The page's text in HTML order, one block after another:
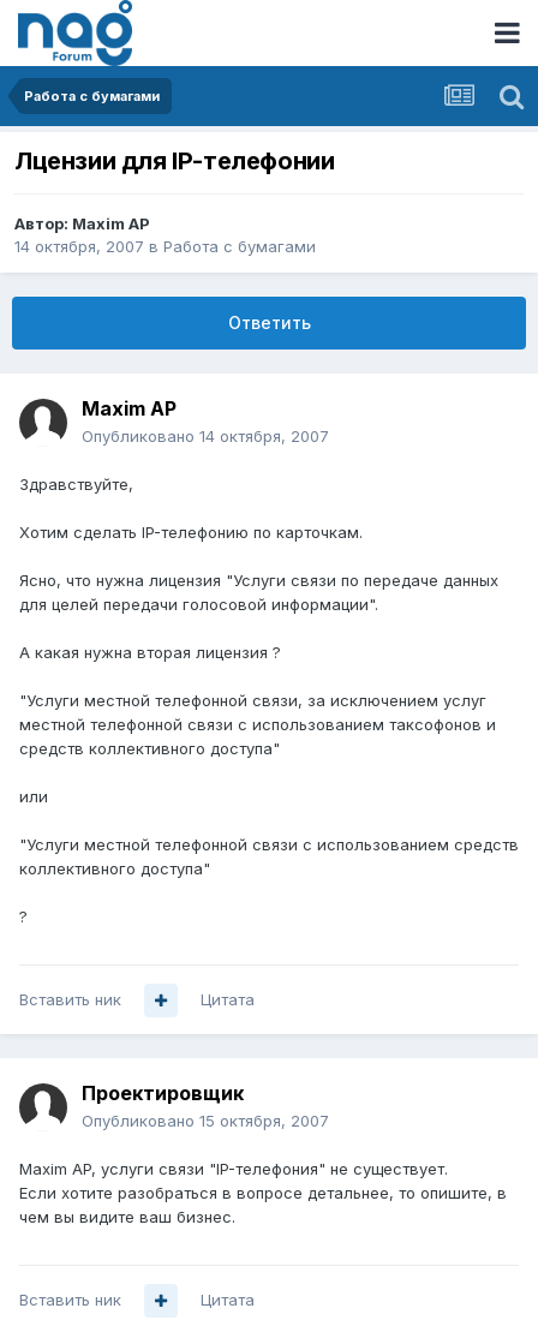
Работа с бумагами
Лцензии для IP-телефонии
Автор: Maxim AP
14 октября, 2007 в Работа с бумагами
Ответить
Maxim AP
Опубликовано 14 октября, 2007
Здравствуйте,
Хотим сделать IP-телефонию по карточкам.
Ясно, что нужна лицензия "Услуги связи по передаче данных
для целей передачи голосовой информации".
А какая нужна вторая лицензия ?
"Услуги местной телефонной связи, за исключением услуг
местной телефонной связи с использованием таксофонов и
средств коллективного доступа"
или
"Услуги местной телефонной связи с использованием средств
коллективного доступа"
?
Вставить ник Цитата
Проектировщик
Опубликовано 15 октября, 2007
Maxim AP, услуги связи "IP-телефония" не существует.
Если хотите разобраться в вопросе детальнее, то опишите, в
чем вы видите ваш бизнес.
Вставить ник Цитата